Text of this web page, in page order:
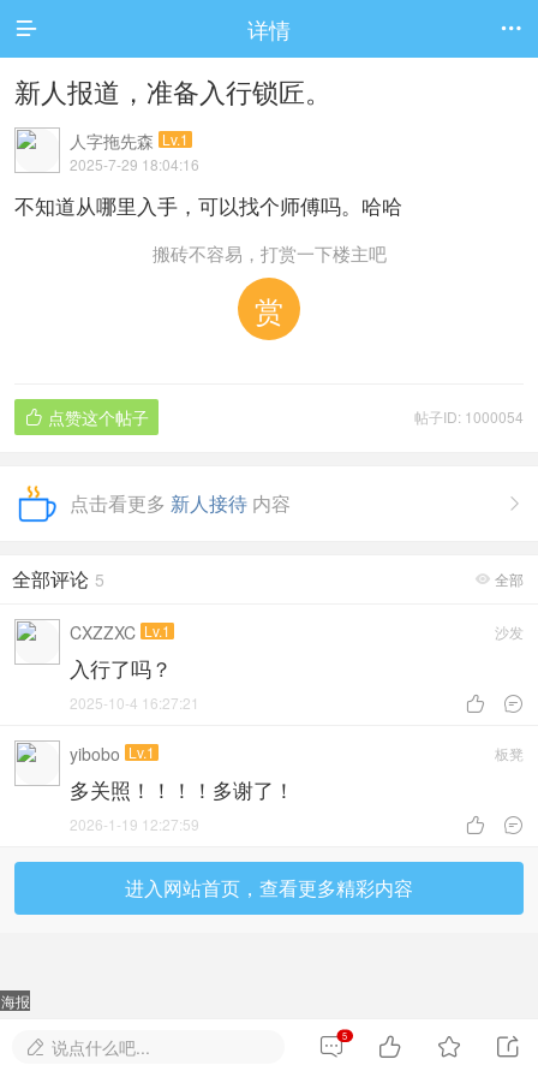
 详情 
新人报道，准备入行锁匠。
人字拖先森 Lv.1
2025-7-29 18:04:16
不知道从哪里入手，可以找个师傅吗。哈哈
搬砖不容易，打赏一下楼主吧
赏
帖子ID: 1000054
 点赞这个帖子

点击看更多 新人接待 内容
 全部
全部评论 5
沙发
CXZZXC Lv.1
入行了吗？
 
2025-10-4 16:27:21
板凳
yibobo Lv.1
多关照！！！！多谢了！
 
2026-1-19 12:27:59
进入网站首页，查看更多精彩内容
 说点什么吧... 5   
海报